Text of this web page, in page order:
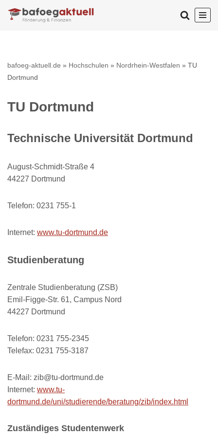
bafoeg-aktuell.de » Hochschulen » Nordrhein-Westfalen » TU
Dortmund
TU Dortmund
Technische Universität Dortmund
August-Schmidt-Straße 4
44227 Dortmund
Telefon: 0231 755-1
Internet: www.tu-dortmund.de
Studienberatung
Zentrale Studienberatung (ZSB)
Emil-Figge-Str. 61, Campus Nord
44227 Dortmund
Telefon: 0231 755-2345
Telefax: 0231 755-3187
E-Mail: zib@tu-dortmund.de
Internet: www.tu-
dortmund.de/uni/studierende/beratung/zib/index.html
Zuständiges Studentenwerk